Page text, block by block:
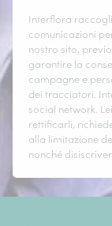
Interflora
comunicazioni
nostro sito,
garantire la
campagne e
dei tracciatori.
social network.
rettificarli,
alla limitazione
nonché